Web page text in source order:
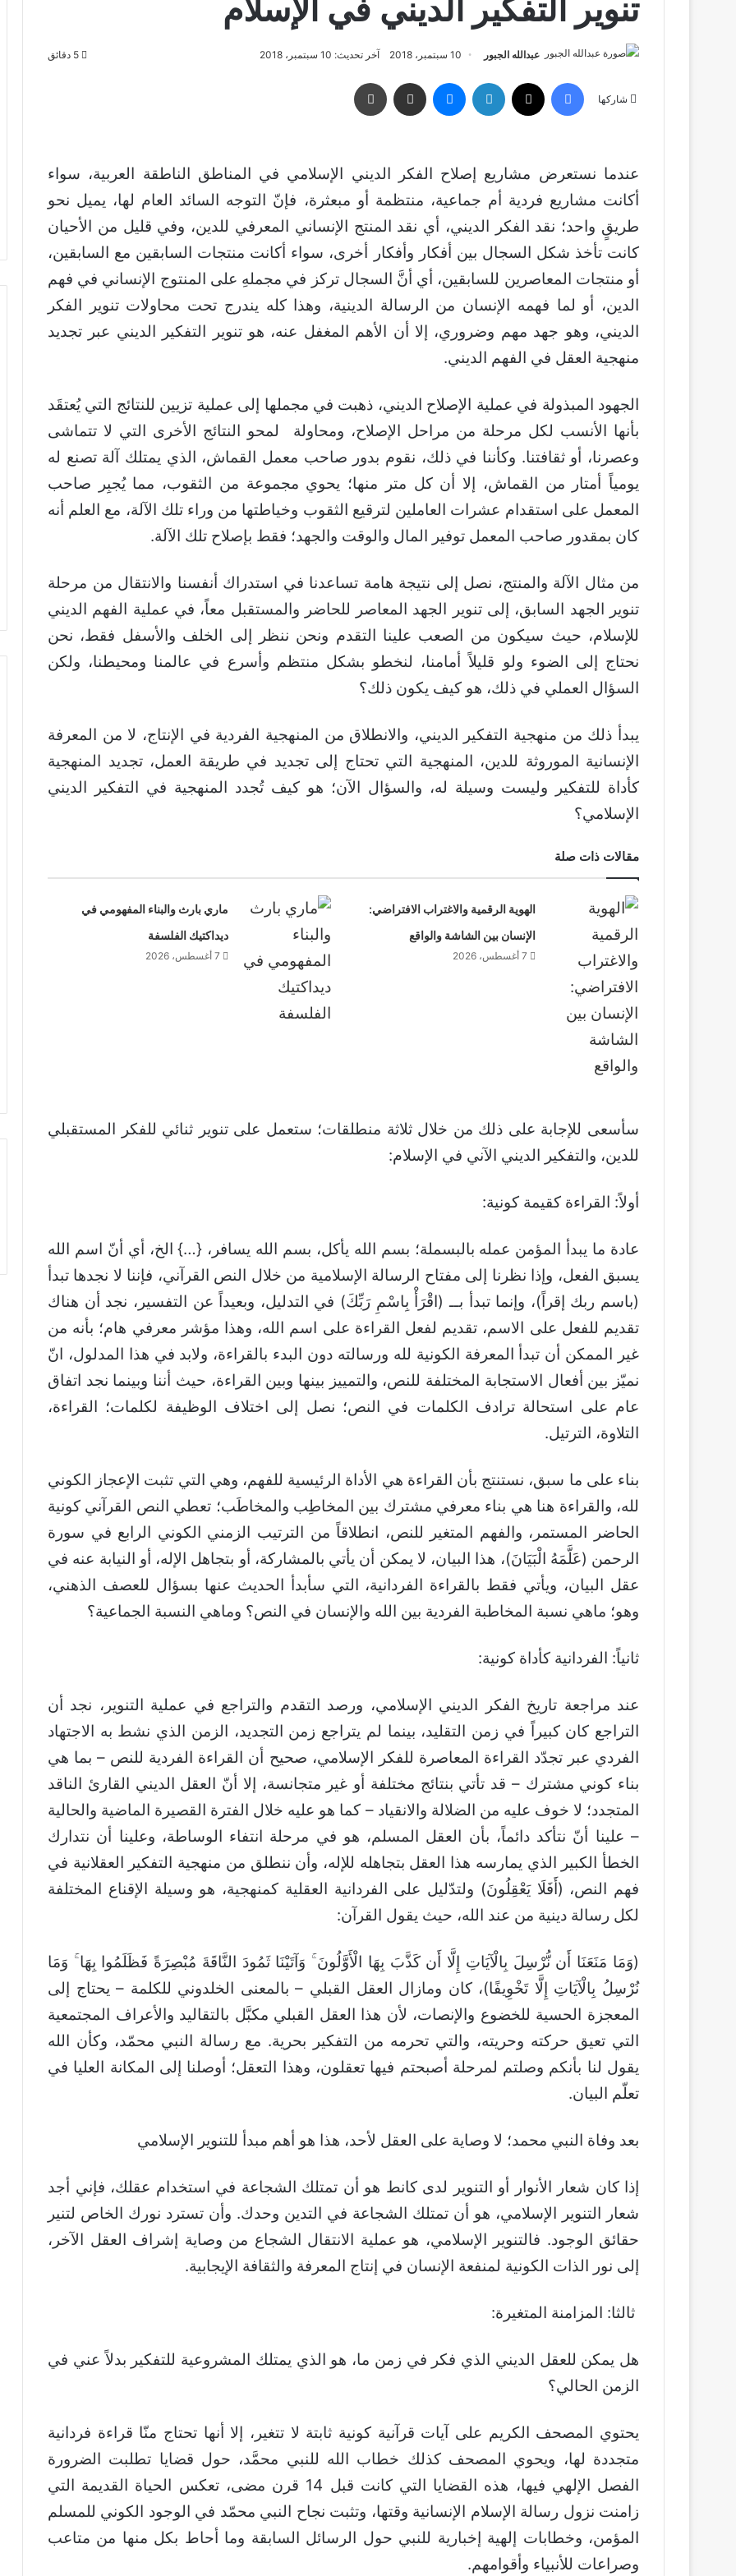
تنوير التفكير الديني في الإسلام
عبدالله الجبور 10 سبتمبر، 2018 آخر تحديث: 10 سبتمبر، 2018
شاركها
عندما نستعرض مشاريع إصلاح الفكر الديني الإسلامي في المناطق الناطقة العربية، سواء
أكانت مشاريع فردية أم جماعية، منتظمة أو مبعثرة، فإنّ التوجه السائد العام لها، يميل نحو
طريقٍ واحد؛ نقد الفكر الديني، أي نقد المنتج الإنساني المعرفي للدين، وفي قليل من الأحيان
كانت تأخذ شكل السجال بين أفكار وأفكار أخرى، سواء أكانت منتجات السابقين مع السابقين،
أو منتجات المعاصرين للسابقين، أي أنَّ السجال تركز في مجملهِ على المنتوج الإنساني في فهم
الدين، أو لما فهمه الإنسان من الرسالة الدينية، وهذا كله يندرج تحت محاولات تنوير الفكر
الديني، وهو جهد مهم وضروري، إلا أن الأهم المغفل عنه، هو تنوير التفكير الديني عبر تجديد
منهجية العقل في الفهم الديني.
الجهود المبذولة في عملية الإصلاح الديني، ذهبت في مجملها إلى عملية تزيين للنتائج التي يُعتقَد
بأنها الأنسب لكل مرحلة من مراحل الإصلاح، ومحاولة لمحو النتائج الأخرى التي لا تتماشى
وعصرنا، أو ثقافتنا. وكأننا في ذلك، نقوم بدور صاحب معمل القماش، الذي يمتلك آلة تصنع له
يومياً أمتار من القماش، إلا أن كل متر منها؛ يحوي مجموعة من الثقوب، مما يُجبِر صاحب
المعمل على استقدام عشرات العاملين لترقيع الثقوب وخياطتها من وراء تلك الآلة، مع العلم أنه
كان بمقدور صاحب المعمل توفير المال والوقت والجهد؛ فقط بإصلاح تلك الآلة.
من مثال الآلة والمنتج، نصل إلى نتيجة هامة تساعدنا في استدراك أنفسنا والانتقال من مرحلة
تنوير الجهد السابق، إلى تنوير الجهد المعاصر للحاضر والمستقبل معاً، في عملية الفهم الديني
للإسلام، حيث سيكون من الصعب علينا التقدم ونحن ننظر إلى الخلف والأسفل فقط، نحن
نحتاج إلى الضوء ولو قليلاً أمامنا، لنخطو بشكل منتظم وأسرع في عالمنا ومحيطنا، ولكن
السؤال العملي في ذلك، هو كيف يكون ذلك؟
يبدأ ذلك من منهجية التفكير الديني، والانطلاق من المنهجية الفردية في الإنتاج، لا من المعرفة
الإنسانية الموروثة للدين، المنهجية التي تحتاج إلى تجديد في طريقة العمل، تجديد المنهجية
كأداة للتفكير وليست وسيلة له، والسؤال الآن؛ هو كيف تُجدد المنهجية في التفكير الديني
الإسلامي؟
مقالات ذات صلة
الهوية الرقمية والاغتراب الافتراضي:
الإنسان بين الشاشة والواقع
7 أغسطس، 2026
ماري بارث والبناء المفهومي في
ديداكتيك الفلسفة
7 أغسطس، 2026
سأسعى للإجابة على ذلك من خلال ثلاثة منطلقات؛ ستعمل على تنوير ثنائي للفكر المستقبلي
للدين، والتفكير الديني الآني في الإسلام:
أولاً: القراءة كقيمة كونية:
عادة ما يبدأ المؤمن عمله بالبسملة؛ بسم الله يأكل، بسم الله يسافر، {…} الخ، أي أنّ اسم الله
يسبق الفعل، وإذا نظرنا إلى مفتاح الرسالة الإسلامية من خلال النص القرآني، فإننا لا نجدها تبدأ
(باسم ربك إقراً)، وإنما تبدأ بــ (اقْرَأْ بِاسْمِ رَبِّكَ) في التدليل، وبعيداً عن التفسير، نجد أن هناك
تقديم للفعل على الاسم، تقديم لفعل القراءة على اسم الله، وهذا مؤشر معرفي هام؛ بأنه من
غير الممكن أن تبدأ المعرفة الكونية لله ورسالته دون البدء بالقراءة، ولابد في هذا المدلول، انّ
نميّز بين أفعال الاستجابة المختلفة للنص، والتمييز بينها وبين القراءة، حيث أننا وبينما نجد اتفاق
عام على استحالة ترادف الكلمات في النص؛ نصل إلى اختلاف الوظيفة لكلمات؛ القراءة،
التلاوة، الترتيل.
بناء على ما سبق، نستنتج بأن القراءة هي الأداة الرئيسية للفهم، وهي التي تثبت الإعجاز الكوني
لله، والقراءة هنا هي بناء معرفي مشترك بين المخاطِب والمخاطَب؛ تعطي النص القرآني كونية
الحاضر المستمر، والفهم المتغير للنص، انطلاقاً من الترتيب الزمني الكوني الرابع في سورة
الرحمن (عَلَّمَهُ الْبَيَانَ)، هذا البيان، لا يمكن أن يأتي بالمشاركة، أو بتجاهل الإله، أو النيابة عنه في
عقل البيان، ويأتي فقط بالقراءة الفردانية، التي سأبدأ الحديث عنها بسؤال للعصف الذهني،
وهو؛ ماهي نسبة المخاطبة الفردية بين الله والإنسان في النص؟ وماهي النسبة الجماعية؟
ثانياً: الفردانية كأداة كونية:
عند مراجعة تاريخ الفكر الديني الإسلامي، ورصد التقدم والتراجع في عملية التنوير، نجد أن
التراجع كان كبيراً في زمن التقليد، بينما لم يتراجع زمن التجديد، الزمن الذي نشط به الاجتهاد
الفردي عبر تجدّد القراءة المعاصرة للفكر الإسلامي، صحيح أن القراءة الفردية للنص – بما هي
بناء كوني مشترك – قد تأتي بنتائج مختلفة أو غير متجانسة، إلا أنّ العقل الديني القارئ الناقد
المتجدد؛ لا خوف عليه من الضلالة والانقياد – كما هو عليه خلال الفترة القصيرة الماضية والحالية
– علينا أنّ نتأكد دائماً، بأن العقل المسلم، هو في مرحلة انتفاء الوساطة، وعلينا أن نتدارك
الخطأ الكبير الذي يمارسه هذا العقل بتجاهله للإله، وأن ننطلق من منهجية التفكير العقلانية في
فهم النص، (أَفَلَا يَعْقِلُونَ) ولتدّليل على الفردانية العقلية كمنهجية، هو وسيلة الإقناع المختلفة
لكل رسالة دينية من عند الله، حيث يقول القرآن:
(وَمَا مَنَعَنَا أَن نُّرْسِلَ بِالْآيَاتِ إِلَّا أَن كَذَّبَ بِهَا الْأَوَّلُونَ ۚ وَآتَيْنَا ثَمُودَ النَّاقَةَ مُبْصِرَةً فَظَلَمُوا بِهَا ۚ وَمَا
نُرْسِلُ بِالْآيَاتِ إِلَّا تَخْوِيفًا)، كان ومازال العقل القبلي – بالمعنى الخلدوني للكلمة – يحتاج إلى
المعجزة الحسية للخضوع والإنصات، لأن هذا العقل القبلي مكبَّل بالتقاليد والأعراف المجتمعية
التي تعيق حركته وحريته، والتي تحرمه من التفكير بحرية. مع رسالة النبي محمّد، وكأن الله
يقول لنا بأنكم وصلتم لمرحلة أصبحتم فيها تعقلون، وهذا التعقل؛ أوصلنا إلى المكانة العليا في
تعلّم البيان.
بعد وفاة النبي محمد؛ لا وصاية على العقل لأحد، هذا هو أهم مبدأ للتنوير الإسلامي
إذا كان شعار الأنوار أو التنوير لدى كانط هو أن تمتلك الشجاعة في استخدام عقلك، فإني أجد
شعار التنوير الإسلامي، هو أن تمتلك الشجاعة في التدين وحدك. وأن تسترد نورك الخاص لتنير
حقائق الوجود. فالتنوير الإسلامي، هو عملية الانتقال الشجاع من وصاية إشراف العقل الآخر،
إلى نور الذات الكونية لمنفعة الإنسان في إنتاج المعرفة والثقافة الإيجابية.
ثالثا: المزامنة المتغيرة:
هل يمكن للعقل الديني الذي فكر في زمن ما، هو الذي يمتلك المشروعية للتفكير بدلاً عني في
الزمن الحالي؟
يحتوي المصحف الكريم على آيات قرآنية كونية ثابتة لا تتغير، إلا أنها تحتاج منّا قراءة فردانية
متجددة لها، ويحوي المصحف كذلك خطاب الله للنبي محمَّد، حول قضايا تطلبت الضرورة
الفصل الإلهي فيها، هذه القضايا التي كانت قبل 14 قرن مضى، تعكس الحياة القديمة التي
زامنت نزول رسالة الإسلام الإنسانية وقتها، وتثبت نجاح النبي محمّد في الوجود الكوني للمسلم
المؤمن، وخطابات إلهية إخبارية للنبي حول الرسائل السابقة وما أحاط بكل منها من متاعب
وصراعات للأنبياء وأقوامهم.